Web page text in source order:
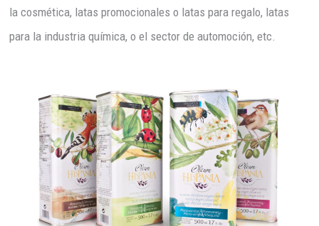
la cosmética, latas promocionales o latas para regalo, latas
para la industria química, o el sector de automoción, etc.